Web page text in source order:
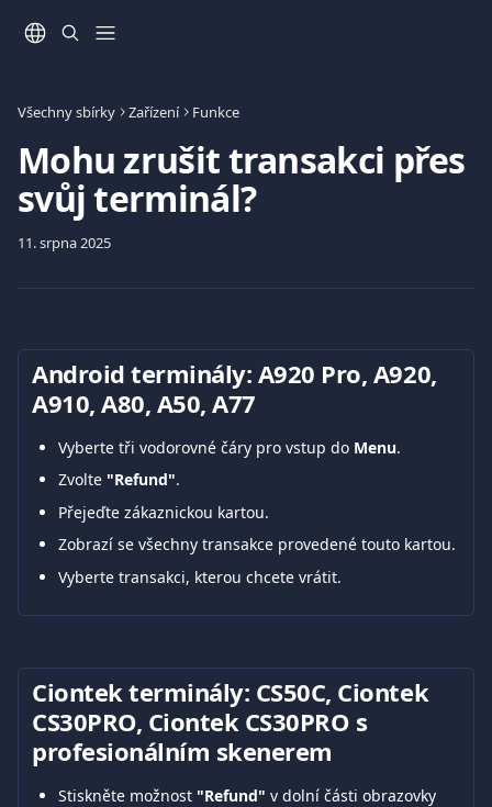
Všechny sbírky Zařízení Funkce
Mohu zrušit transakci přes
svůj terminál?
11. srpna 2025
Android terminály: Α920 Pro, A920,
A910, Α80, A50, A77
Vyberte tři vodorovné čáry pro vstup do Menu.
Zvolte "Refund".
Přejeďte zákaznickou kartou.
Zobrazí se všechny transakce provedené touto kartou.
Vyberte transakci, kterou chcete vrátit.
Ciontek terminály: CS50C, Ciontek
CS30PRO, Ciontek CS30PRO s
profesionálním skenerem
Stiskněte možnost "Refund" v dolní části obrazovky